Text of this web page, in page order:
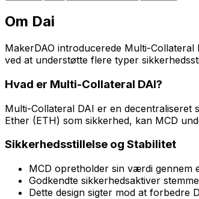
Om Dai
MakerDAO introducerede Multi-
ved at understøtte flere typer
Hvad er Multi-Collateral DAI?
Multi-Collateral DAI er en
Ether (ETH) som sikkerhed, kan MCD
Sikkerhedsstillelse og Stabilitet
MCD opretholder sin værdi gennem
Godkendte sikkerhedsaktiver
Dette design sigter mod at forbedre